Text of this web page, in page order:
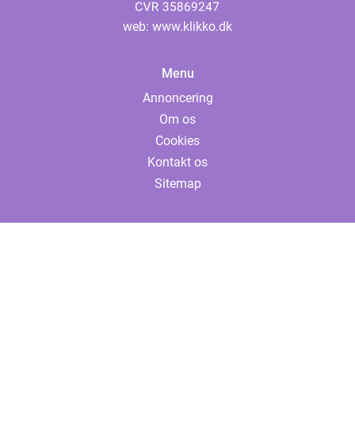
web: www.klikko.dk
Menu
Annoncering
Om os
Cookies
Kontakt os
Sitemap